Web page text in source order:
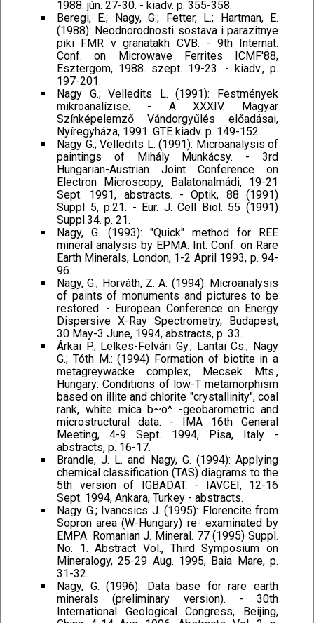
1988. jún. 27-30. - kiadv. p. 355-358.
Beregi, E.; Nagy, G.; Fetter, L.; Hartman, E.
(1988): Neodnorodnosti sostava i parazitnye
piki FMR v granatakh CVB. - 9th Internat.
Conf. on Microwave Ferrites ICMF'88,
Esztergom, 1988. szept. 19-23. - kiadv., p.
197-201.
Nagy G.; Velledits L. (1991): Festmények
mikroanalízise. - A XXXIV. Magyar
Színképelemző Vándorgyűlés előadásai,
Nyíregyháza, 1991. GTE kiadv. p. 149-152.
Nagy G.; Velledits L. (1991): Microanalysis of
paintings of Mihály Munkácsy. - 3rd
Hungarian-Austrian Joint Conference on
Electron Microscopy, Balatonalmádi, 19-21
Sept. 1991, abstracts. - Optik, 88 (1991)
Suppl 5, p.21. - Eur. J. Cell Biol. 55 (1991)
Suppl.34. p. 21.
Nagy, G. (1993): "Quick" method for REE
mineral analysis by EPMA. Int. Conf. on Rare
Earth Minerals, London, 1-2 April 1993, p. 94-
96.
Nagy, G.; Horváth, Z. A. (1994): Microanalysis
of paints of monuments and pictures to be
restored. - European Conference on Energy
Dispersive X-Ray Spectrometry, Budapest,
30 May-3 June, 1994, abstracts, p. 33.
Árkai P.; Lelkes-Felvári Gy.; Lantai Cs.; Nagy
G.; Tóth M.: (1994) Formation of biotite in a
metagreywacke complex, Mecsek Mts.,
Hungary: Conditions of low-T metamorphism
based on illite and chlorite "crystallinity", coal
rank, white mica b~o^ -geobarometric and
microstructural data. - IMA 16th General
Meeting, 4-9 Sept. 1994, Pisa, Italy -
abstracts, p. 16-17.
Brandle, J. L. and Nagy, G. (1994): Applying
chemical classification (TAS) diagrams to the
5th version of IGBADAT. - IAVCEI, 12-16
Sept. 1994, Ankara, Turkey - abstracts.
Nagy G.; Ivancsics J. (1995): Florencite from
Sopron area (W-Hungary) re- examinated by
EMPA. Romanian J. Mineral. 77 (1995) Suppl.
No. 1. Abstract Vol., Third Symposium on
Mineralogy, 25-29 Aug. 1995, Baia Mare, p.
31-32.
Nagy, G. (1996): Data base for rare earth
minerals (preliminary version). - 30th
International Geological Congress, Beijing,